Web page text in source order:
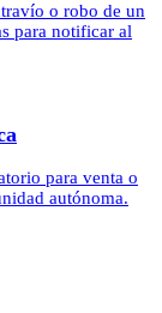
o robo de un
para notificar al
para venta o
autónoma.